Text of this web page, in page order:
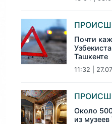
Почти
Ташкенте
11:32 | 27.07
Около
из музеев